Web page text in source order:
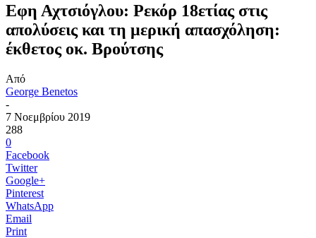
Εφη Αχτσιόγλου: Ρεκόρ 18ετίας στις
απολύσεις και τη μερική απασχόληση:
έκθετος οκ. Βρούτσης
Από
George Benetos
-
7 Νοεμβρίου 2019
288
0
Facebook
Twitter
Google+
Pinterest
WhatsApp
Email
Print